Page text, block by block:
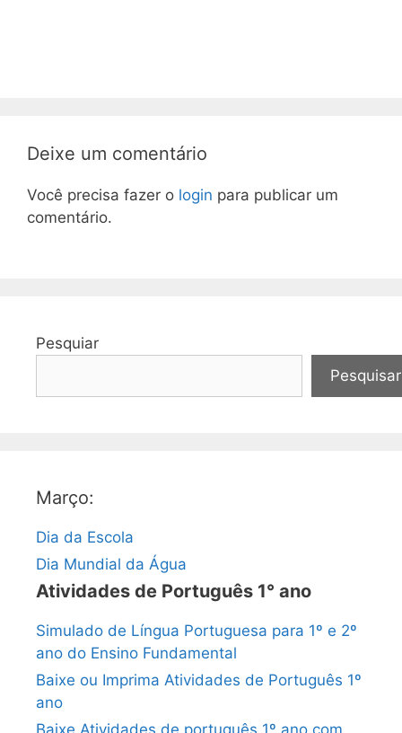
Deixe um comentário
Você precisa fazer o login para publicar um
comentário.
Pesquiar
Pesquisar
Março:
Dia da Escola
Dia Mundial da Água
Atividades de Português 1° ano
Simulado de Língua Portuguesa para 1º e 2º
ano do Ensino Fundamental
Baixe ou Imprima Atividades de Português 1º
ano